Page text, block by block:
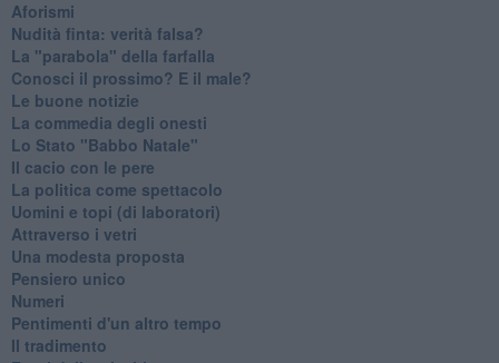
Aforismi
Nudità finta: verità falsa?
La "parabola" della farfalla
Conosci il prossimo? E il male?
Le buone notizie
La commedia degli onesti
Lo Stato "Babbo Natale"
Il cacio con le pere
La politica come spettacolo
Uomini e topi (di laboratori)
Attraverso i vetri
Una modesta proposta
Pensiero unico
Numeri
Pentimenti d'un altro tempo
Il tradimento